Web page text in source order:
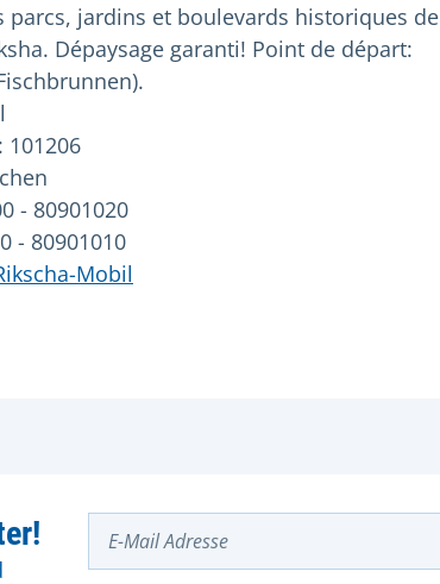
parcs, jardins et boulevards historiques de
Dépaysage garanti! Point de départ:
101206
- 80901020
- 80901010
Mobil